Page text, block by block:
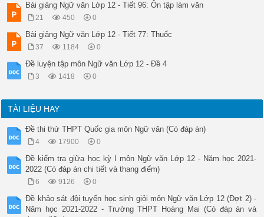
- Học sinh trả lời được 1 trong 2 ý: 0,5 điểm
1,0
- Học sinh thể hiện rõ quan điểm: có thể đồng tình/không
- Học sinh lí giải được quan điểm của mình một cách hợp lý.
- Học sinh trình bày thuyết phục: 0,5 điểm
- Học sinh trình bày chưa thuyết phục: 0,25 điểm
LÀM VĂN
7,0
1
Viết đoạn văn về cách ứng xử của bản thân khi gặp thất bại
2,0
a. Đảm bảo yêu cầu về hình thức đoạn văn
Học sinh có thể trình bày đoạn văn theo cách diễn dịch, quy
0,25
b. Xác định đúng vấn đề nghị luận
Cách ứng xử của bản thân khi gặp thất bại trong cuộc sống.
0,25
Bài giảng Ngữ văn Lớp 12 - Tiết 96: Ôn tập làm văn
21 450 0
Bài giảng Ngữ văn Lớp 12 - Tiết 77: Thuốc
37 1184 0
Đề luyện tập môn Ngữ văn Lớp 12 - Đề 4
3 1418 0
TÀI LIỆU HAY
Đề thi thử THPT Quốc gia môn Ngữ văn (Có đáp án)
4 17900 0
Đề kiểm tra giữa học kỳ I môn Ngữ văn Lớp 12 - Năm học 2021-
2022 (Có đáp án chi tiết và thang điểm)
6 9126 0
Đề khảo sát đội tuyển học sinh giỏi môn Ngữ văn Lớp 12 (Đợt 2) -
Năm học 2021-2022 - Trường THPT Hoàng Mai (Có đáp án và